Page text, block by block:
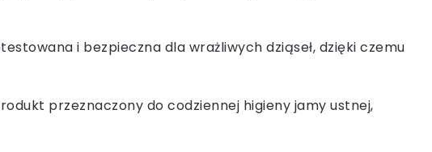
i bezpieczna dla wrażliwych dziąseł, dzięki czemu
przeznaczony do codziennej higieny jamy ustnej,